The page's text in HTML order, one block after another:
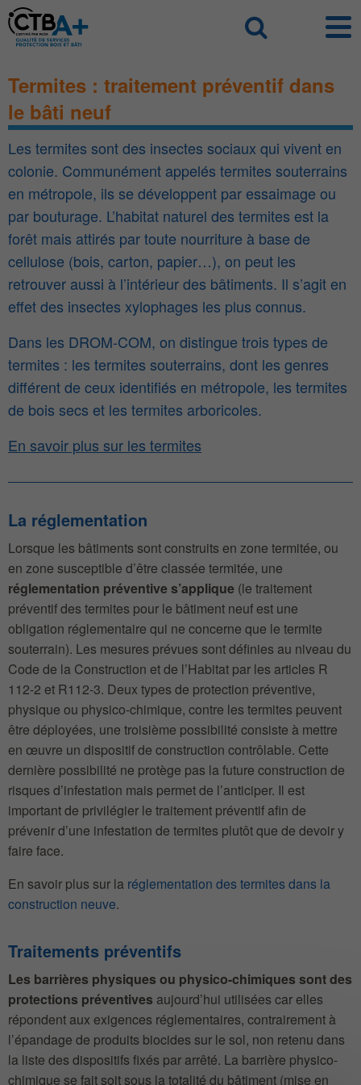
Panneau de gestion des cookies
Termites : traitement préventif dans
le bâti neuf
Les termites sont des insectes sociaux qui vivent en
colonie. Communément appelés termites souterrains
en métropole, ils se développent par essaimage ou
par bouturage. L’habitat naturel des termites est la
forêt mais attirés par toute nourriture à base de
cellulose (bois, carton, papier…), on peut les
retrouver aussi à l’intérieur des bâtiments. Il s’agit en
effet des insectes xylophages les plus connus.
Dans les DROM-COM, on distingue trois types de
termites : les termites souterrains, dont les genres
différent de ceux identifiés en métropole, les termites
de bois secs et les termites arboricoles.
En savoir plus sur les termites
La réglementation
Lorsque les bâtiments sont construits en zone termitée, ou
en zone susceptible d’être classée termitée, une
réglementation préventive s’applique (le traitement
préventif des termites pour le bâtiment neuf est une
obligation réglementaire qui ne concerne que le termite
souterrain). Les mesures prévues sont définies au niveau du
Code de la Construction et de l’Habitat par les articles R
112-2 et R112-3. Deux types de protection préventive,
physique ou physico-chimique, contre les termites peuvent
être déployées, une troisième possibilité consiste à mettre
en œuvre un dispositif de construction contrôlable. Cette
dernière possibilité ne protège pas la future construction de
risques d’infestation mais permet de l’anticiper. Il est
important de privilégier le traitement préventif afin de
prévenir d’une infestation de termites plutôt que de devoir y
faire face.
En savoir plus sur la réglementation des termites dans la
construction neuve.
Traitements préventifs
Les barrières physiques ou physico-chimiques sont des
protections préventives aujourd’hui utilisées car elles
répondent aux exigences réglementaires, contrairement à
l’épandage de produits biocides sur le sol, non retenu dans
la liste des dispositifs fixés par arrêté. La barrière physico-
chimique se fait soit sous la totalité du bâtiment (mise en